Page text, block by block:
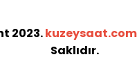
2023.kuzeysaat.com
Saklıdır.